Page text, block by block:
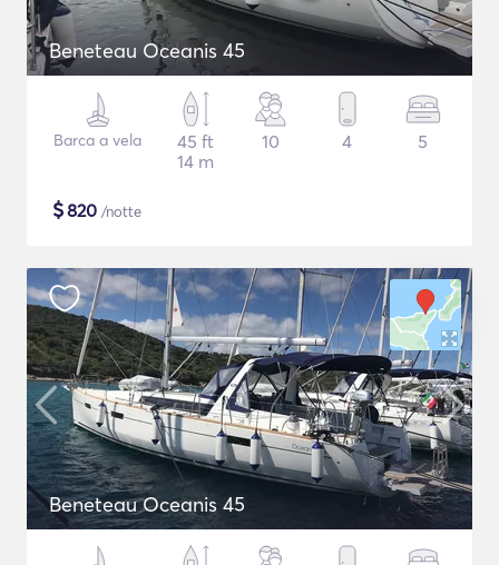
Beneteau Oceanis 45
Barca a vela
45 ft
14 m
10 4 5
$820 /notte
Beneteau Oceanis 45